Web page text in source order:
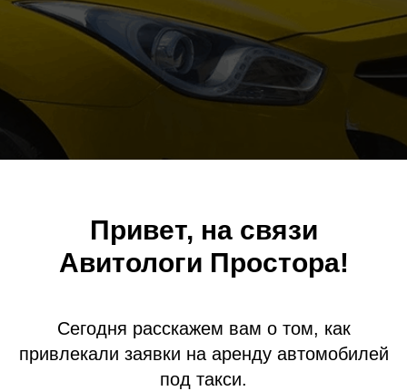
Привет, на связи
Авитологи Простора!
Сегодня расскажем вам о том, как
привлекали заявки на аренду автомобилей
под такси.